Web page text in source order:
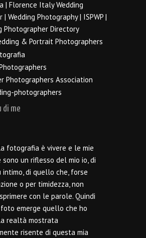
di me
fotografia è vivere e le mie
un riflesso del mio io, di
di quello che, forse
o per timidezza, non
con le parole. Quindi
emerge quello che ho
realtà mostrata
risente di questa mia